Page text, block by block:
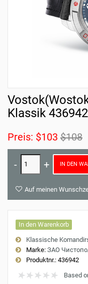
Klassik 436942
Preis: $103 $108
IN DEN
Auf meinen
In den Warenkorb
Klassische
Marke: ЗАО
Produktnr.: 436942
Based